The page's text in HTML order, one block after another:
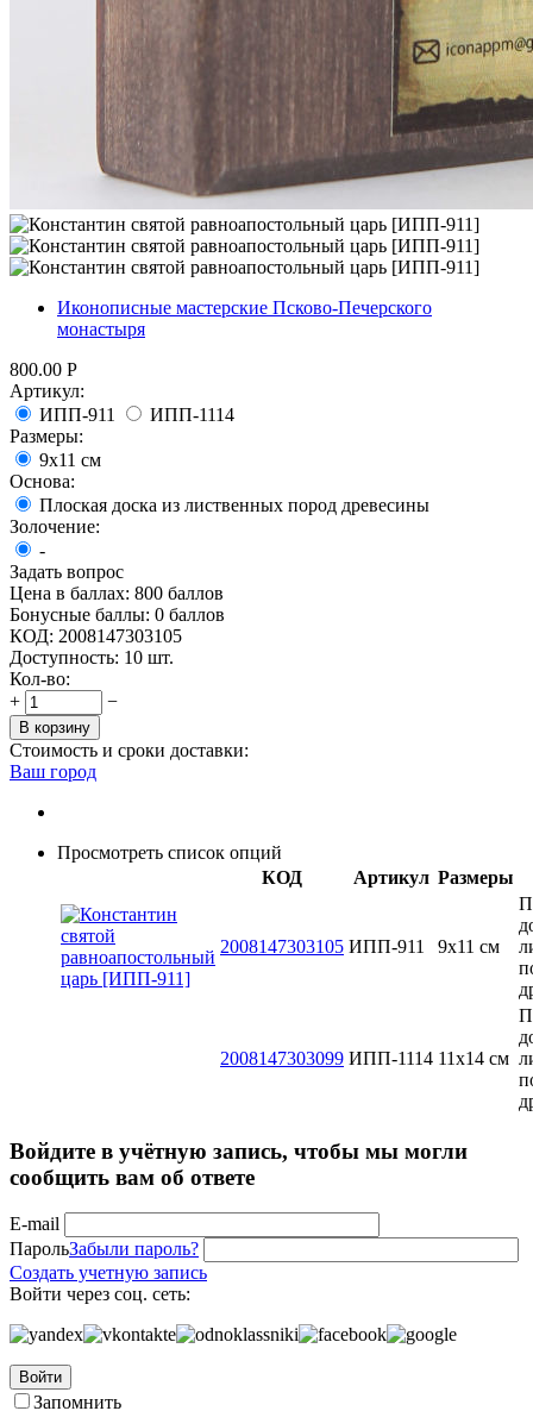
Иконописные мастерские Псково-Печерского
монастыря
800.00 Р
Артикул:
ИПП-911
ИПП-1114
Размеры:
9х11 см
Основа:
Плоская доска из лиственных пород древесины
Золочение:
-
Задать вопрос
Цена в баллах: 800 баллов
Бонусные баллы: 0 баллов
КОД: 2008147303105
Доступность: 10 шт.
Кол-во:
+
−
В корзину
Стоимость и сроки доставки:
Ваш город
Просмотреть список опций
КОД
Артикул Размеры
2008147303105 ИПП-911 9х11 см
2008147303099 ИПП-1114 11х14 см
Войдите в учётную запись, чтобы мы могли
сообщить вам об ответе
E-mail
ПарольЗабыли пароль?
Создать учетную запись
Войти через соц. сеть:
Войти
Запомнить